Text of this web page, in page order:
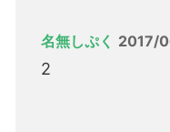
名無しぷく 2017/
2